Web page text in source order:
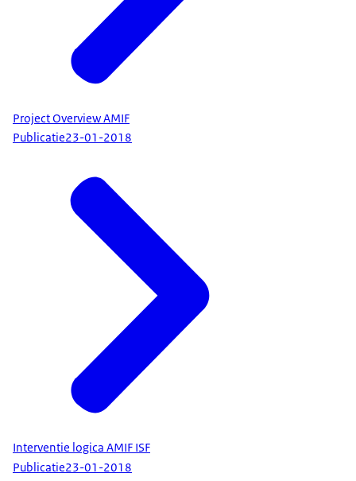
Project Overview AMIF
Publicatie23-01-2018
Interventie logica AMIF ISF
Publicatie23-01-2018